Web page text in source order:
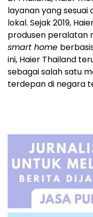
layanan yang
lokal. Sejak 2019,
produsen peralatan
smart home
ini, Haier Thailand
sebagai salah satu
terdepan di negara